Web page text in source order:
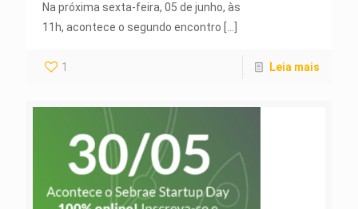
Na próxima sexta-feira, 05 de junho, às
11h, acontece o segundo encontro
1 Leia mais